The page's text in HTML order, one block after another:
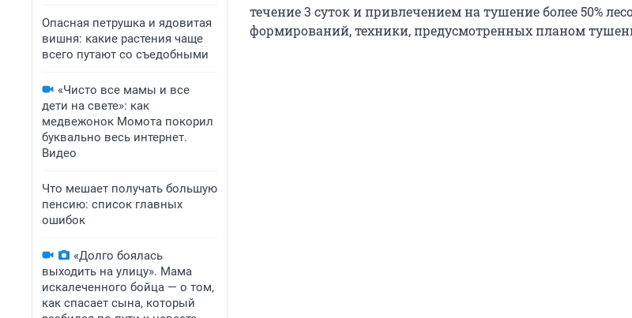
Опасная петрушка и ядовитая
вишня: какие растения чаще
всего путают со съедобными
«Чисто все мамы и все
дети на свете»: как
медвежонок Момота покорил
буквально весь интернет.
Видео
Что мешает получать большую
пенсию: список главных
ошибок
«Долго боялась
выходить на улицу». Мама
искалеченного бойца — о том,
как спасает сына, который
течение 3 суток и привлечением на тушение более 50%
формирований, техники, предусмотренных планом